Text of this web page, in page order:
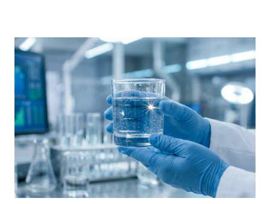
:
QUEL
CHOIX
PRIVILÉGIER
2026
?